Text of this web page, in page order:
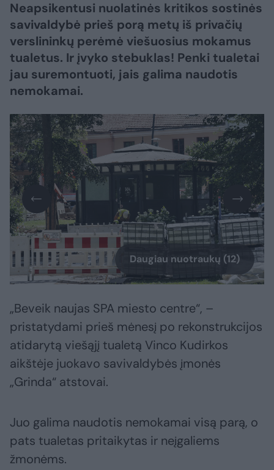
Neapsikentusi nuolatinės kritikos sostinės
savivaldybė prieš porą metų iš privačių
verslininkų perėmė viešuosius mokamus
tualetus. Ir įvyko stebuklas! Penki tualetai
jau suremontuoti, jais galima naudotis
nemokamai.
Daugiau nuotraukų (12)
„Beveik naujas SPA miesto centre“, –
pristatydami prieš mėnesį po rekonstrukcijos
atidarytą viešąjį tualetą Vinco Kudirkos
aikštėje juokavo savivaldybės įmonės
„Grinda“ atstovai.
Juo galima naudotis nemokamai visą parą, o
pats tualetas pritaikytas ir neįgaliems
žmonėms.